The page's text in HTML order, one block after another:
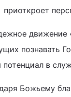
движение
познавать
потенциал в
Божьему